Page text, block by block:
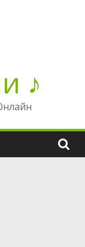
♪